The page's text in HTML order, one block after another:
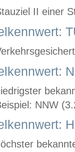
II einer
NNW